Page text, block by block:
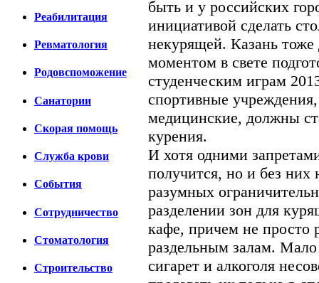
Реабилитация
Ревматология
Родовспоможение
Санатории
Скорая помощь
Cлужба крови
События
Сотрудничество
Стоматология
Строительство
быть и у российских
инициативой сделать
некурящей. Казань тоже
моментом в свете
студенческим играм
спортивные
медицинские, должны
курения.
И хотя одними
получится, но и без них
разумных
разделении зон для
кафе, причем не просто
раздельным залам.
сигарет и алкоголя